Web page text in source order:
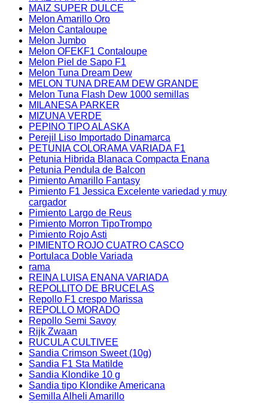
MAIZ SUPER DULCE
Melon Amarillo Oro
Melon Cantaloupe
Melon Jumbo
Melon OFEKF1 Contaloupe
Melon Piel de Sapo F1
Melon Tuna Dream Dew
MELON TUNA DREAM DEW GRANDE
Melon Tuna Flash Dew 1000 semillas
MILANESA PARKER
MIZUNA VERDE
PEPINO TIPO ALASKA
Perejil Liso Importado Dinamarca
PETUNIA COLORAMA VARIADA F1
Petunia Hibrida Blanaca Compacta Enana
Petunia Pendula de Balcon
Pimiento Amarillo Fantasy
Pimiento F1 Jessica Excelente variedad y muy
cargador
Pimiento Largo de Reus
Pimiento Morron TipoTrompo
Pimiento Rojo Asti
PIMIENTO ROJO CUATRO CASCO
Portulaca Doble Variada
rama
REINA LUISA ENANA VARIADA
REPOLLITO DE BRUCELAS
Repollo F1 crespo Marissa
REPOLLO MORADO
Repollo Semi Savoy
Rijk Zwaan
RUCULA CULTIVEE
Sandia Crimson Sweet (10g)
Sandia F1 Sta Matilde
Sandia Klondike 10 g
Sandia tipo Klondike Americana
Semilla Alheli Amarillo